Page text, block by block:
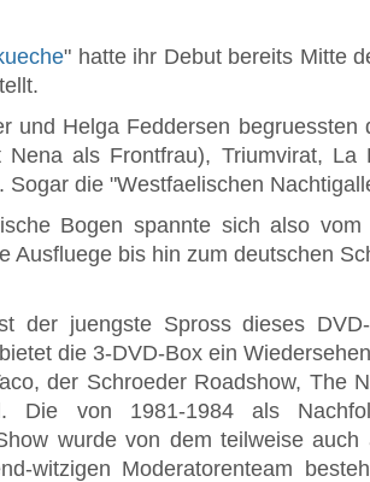
" hatte ihr Debut bereits Mitte
und Helga Feddersen begruessten
Nena als Frontfrau), Triumvirat, La
Sogar die "Westfaelischen
Bogen spannte sich also
Ausfluege bis hin zum deutschen
der juengste Spross dieses
die 3-DVD-Box ein
der Schroeder Roadshow, The
Die von 1981-1984 als
wurde von dem teilweise
witzigen Moderatorenteam